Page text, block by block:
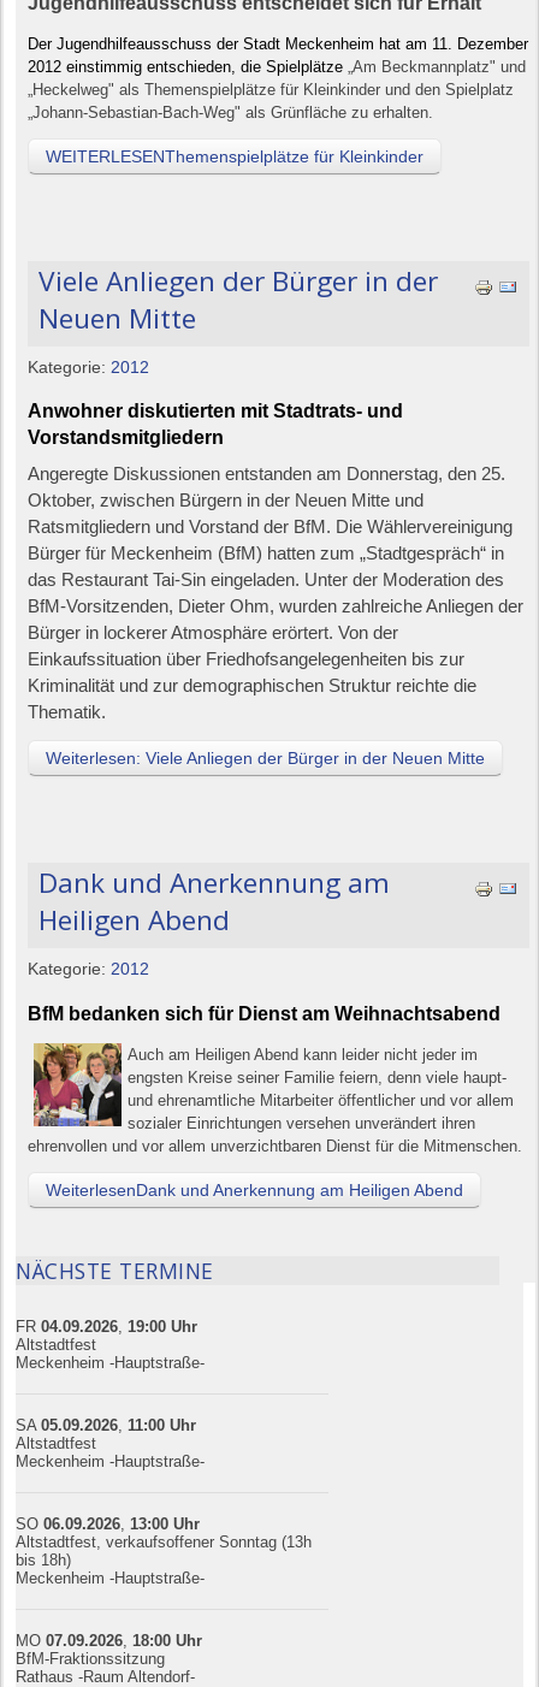
Der Jugendhilfeausschuss der Stadt Meckenheim hat am 11. Dezember
2012 einstimmig entschieden, die Spielplätze „Am Beckmannplatz" und
„Heckelweg" als Themenspielplätze für Kleinkinder und den Spielplatz
„Johann-Sebastian-Bach-Weg" als Grünfläche zu erhalten.
WEITERLESENThemenspielplätze für Kleinkinder
Viele Anliegen der Bürger in der
Neuen Mitte
Kategorie: 2012
Anwohner diskutierten mit Stadtrats- und
Vorstandsmitgliedern
Angeregte Diskussionen entstanden am Donnerstag, den 25.
Oktober, zwischen Bürgern in der Neuen Mitte und
Ratsmitgliedern und Vorstand der BfM. Die Wählervereinigung
Bürger für Meckenheim (BfM) hatten zum „Stadtgespräch“ in
das Restaurant Tai-Sin eingeladen. Unter der Moderation des
BfM-Vorsitzenden, Dieter Ohm, wurden zahlreiche Anliegen der
Bürger in lockerer Atmosphäre erörtert. Von der
Einkaufssituation über Friedhofsangelegenheiten bis zur
Kriminalität und zur demographischen Struktur reichte die
Thematik.
Weiterlesen: Viele Anliegen der Bürger in der Neuen Mitte
Dank und Anerkennung am
Heiligen Abend
Kategorie: 2012
BfM bedanken sich für Dienst am Weihnachtsabend
Auch am Heiligen Abend kann leider nicht jeder im
engsten Kreise seiner Familie feiern, denn viele haupt-
und ehrenamtliche Mitarbeiter öffentlicher und vor allem
sozialer Einrichtungen versehen unverändert ihren
ehrenvollen und vor allem unverzichtbaren Dienst für die Mitmenschen.
WeiterlesenDank und Anerkennung am Heiligen Abend
NÄCHSTE TERMINE
FR04.09.2026 19:00 Uhr
Altstadtfest
Meckenheim -Hauptstraße-
SA05.09.2026 11:00 Uhr
Altstadtfest
Meckenheim -Hauptstraße-
SO06.09.2026 13:00 Uhr
Altstadtfest, verkaufsoffener Sonntag (13h
bis 18h)
Meckenheim -Hauptstraße-
MO07.09.2026 18:00 Uhr
BfM-Fraktionssitzung
Rathaus -Raum Altendorf-